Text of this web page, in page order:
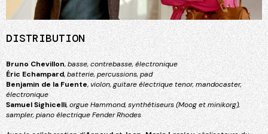
DISTRIBUTION
Bruno Chevillon,basse, contrebasse, électronique
Éric Echampard,batterie, percussions, pad
Benjamin de la Fuente,violon, guitare électrique tenor, mandocaster,
électronique
Samuel Sighicelli,orgue Hammond, synthétiseurs (Moog et minikorg),
sampler, piano électrique Fender Rhodes